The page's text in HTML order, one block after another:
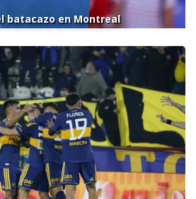
batacazo en Montreal